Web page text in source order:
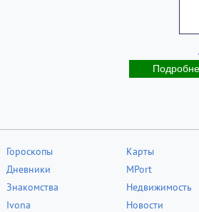
Гороскопы
Дневники
Знакомства
Ivona
Карты
MPort
Недвижимость
Новости